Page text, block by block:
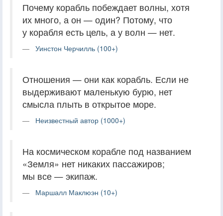
Почему корабль побеждает волны, хотя
их много, а он — один? Потому, что
у корабля есть цель, а у волн — нет.
Уинстон Черчилль (100+)
Отношения — они как корабль. Если не
выдерживают маленькую бурю, нет
смысла плыть в открытое море.
Неизвестный автор (1000+)
На космическом корабле под названием
«Земля» нет никаких пассажиров;
мы все — экипаж.
Маршалл Маклюэн (10+)